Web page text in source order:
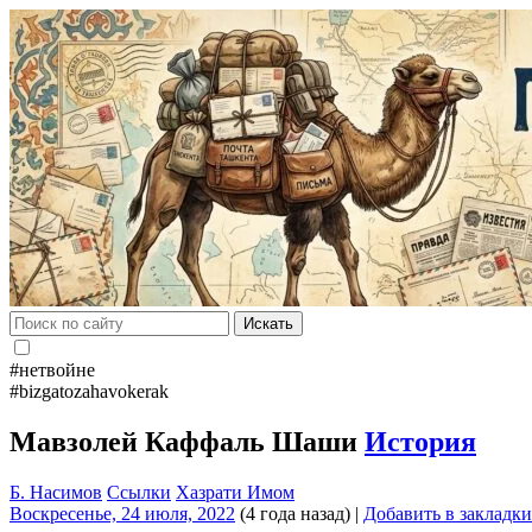
Искать
#нетвойне
#bizgatozahavokerak
Мавзолей Каффаль Шаши История
Б. Насимов Ссылки Хазрати Имом
Воскресенье, 24 июля, 2022 (4 года назад) | Добавить в закладки